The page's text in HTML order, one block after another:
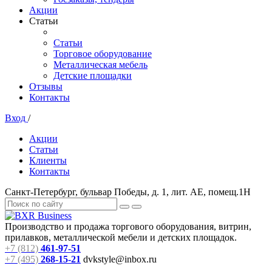
Акции
Статьи
Статьи
Торговое оборудование
Металлическая мебель
Детские площадки
Отзывы
Контакты
Вход /
Акции
Статьи
Клиенты
Контакты
Санкт-Петербург, бульвар Победы, д. 1, лит. АЕ, помещ.1Н
Производство и продажа торгового оборудования, витрин,
прилавков, металлической мебели и детских площадок.
+7 (812) 461-97-51
+7 (495) 268-15-21 dvkstyle@inbox.ru